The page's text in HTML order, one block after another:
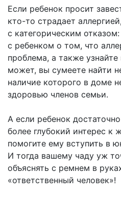
Если ребенок просит
кто-то страдает
с категорическим
с ребенком о том, что
проблема, а также
может, вы сумеете найти
наличие которого в доме
здоровью членов семьи.
А если ребенок
более глубокий интерес к
помогите ему вступить в
И тогда вашему чаду уж
объяснять с ремнем в
«ответственный человек»!